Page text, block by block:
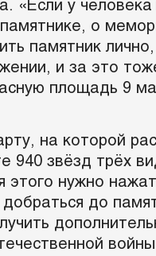
«Если у
о
памятник
и за это
площадь 9
на которой
940 звёзд трёх
нужно
до